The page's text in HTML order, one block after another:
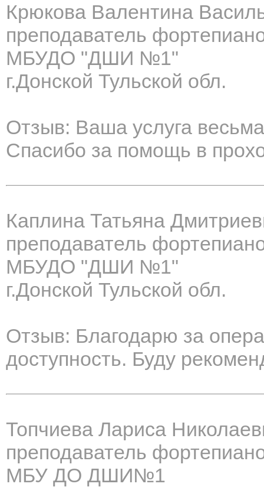
Крюкова Валентина
преподаватель
МБУДО "ДШИ №1"
г.Донской Тульской обл.
Отзыв: Ваша услуга
Спасибо за помощь в
Каплина Татьяна
преподаватель
МБУДО "ДШИ №1"
г.Донской Тульской обл.
Отзыв: Благодарю за
доступность. Буду
Топчиева Лариса
преподаватель
МБУ ДО ДШИ№1